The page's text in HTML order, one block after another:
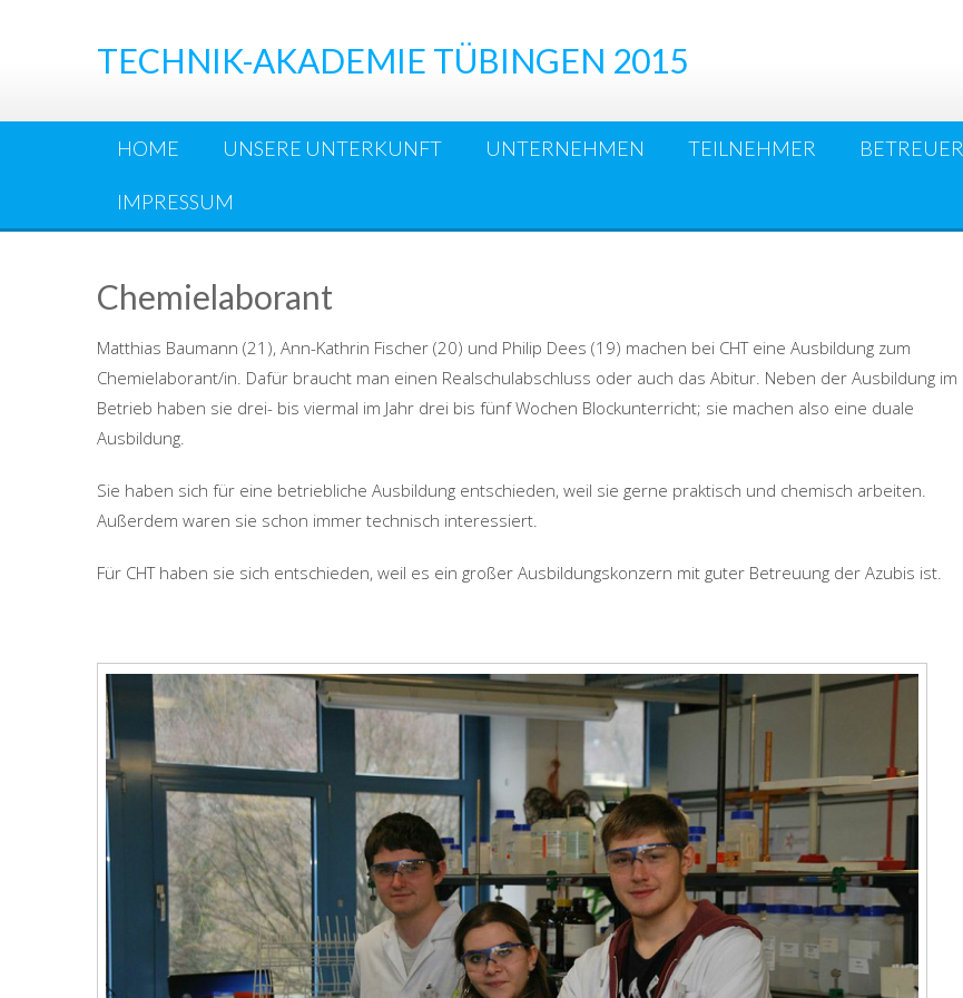
TECHNIK-AKADEMIE TÜBINGEN 2015
HOME UNSERE UNTERKUNFT UNTERNEHMEN TEILNEHMER BETREUER
IMPRESSUM
Chemielaborant
Matthias Baumann (21), Ann-Kathrin Fischer (20) und Philip Dees (19) machen bei CHT eine Ausbildung zum
Chemielaborant/in. Dafür braucht man einen Realschulabschluss oder auch das Abitur. Neben der Ausbildung im
Betrieb haben sie drei- bis viermal im Jahr drei bis fünf Wochen Blockunterricht; sie machen also eine duale
Ausbildung.
Sie haben sich für eine betriebliche Ausbildung entschieden, weil sie gerne praktisch und chemisch arbeiten.
Außerdem waren sie schon immer technisch interessiert.
Für CHT haben sie sich entschieden, weil es ein großer Ausbildungskonzern mit guter Betreuung der Azubis ist.